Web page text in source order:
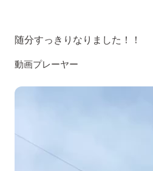
随分すっきりなりました！！
動画プレーヤー